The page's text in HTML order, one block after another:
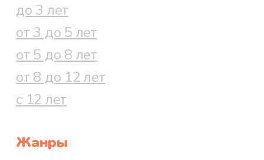
до 3 лет
от 3 до 5 лет
от 5 до 8 лет
от 8 до 12 лет
с 12 лет
Жанры